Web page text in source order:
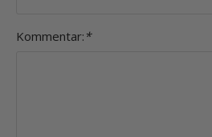
Kommentar: *